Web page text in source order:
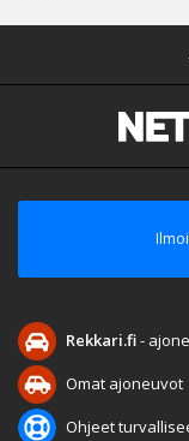
Rekkari.fi-
Omat ajoneuvot
Ohjeet